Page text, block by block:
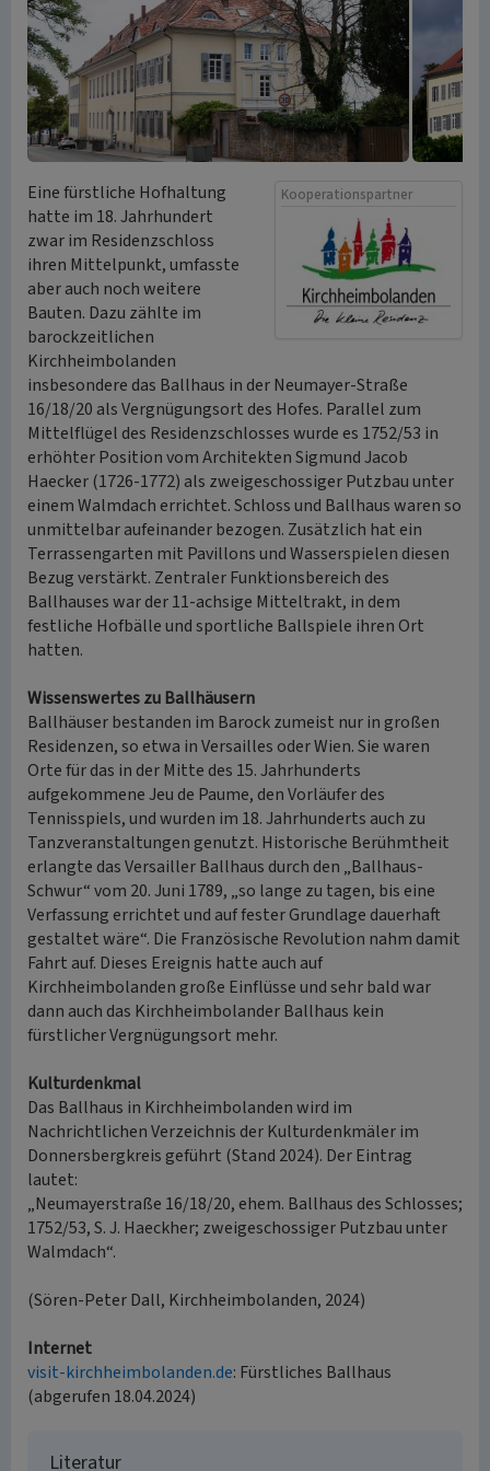
Kooperationspartner
Eine fürstliche Hofhaltung
hatte im 18. Jahrhundert
zwar im Residenzschloss
ihren Mittelpunkt, umfasste
aber auch noch weitere
Bauten. Dazu zählte im
barockzeitlichen
Kirchheimbolanden
insbesondere das Ballhaus in der Neumayer-Straße
16/18/20 als Vergnügungsort des Hofes. Parallel zum
Mittelflügel des Residenzschlosses wurde es 1752/53 in
erhöhter Position vom Architekten Sigmund Jacob
Haecker (1726-1772) als zweigeschossiger Putzbau unter
einem Walmdach errichtet. Schloss und Ballhaus waren so
unmittelbar aufeinander bezogen. Zusätzlich hat ein
Terrassengarten mit Pavillons und Wasserspielen diesen
Bezug verstärkt. Zentraler Funktionsbereich des
Ballhauses war der 11-achsige Mitteltrakt, in dem
festliche Hofbälle und sportliche Ballspiele ihren Ort
hatten.
Wissenswertes zu Ballhäusern
Ballhäuser bestanden im Barock zumeist nur in großen
Residenzen, so etwa in Versailles oder Wien. Sie waren
Orte für das in der Mitte des 15. Jahrhunderts
aufgekommene Jeu de Paume, den Vorläufer des
Tennisspiels, und wurden im 18. Jahrhunderts auch zu
Tanzveranstaltungen genutzt. Historische Berühmtheit
erlangte das Versailler Ballhaus durch den „Ballhaus-
Schwur“ vom 20. Juni 1789, „so lange zu tagen, bis eine
Verfassung errichtet und auf fester Grundlage dauerhaft
gestaltet wäre“. Die Französische Revolution nahm damit
Fahrt auf. Dieses Ereignis hatte auch auf
Kirchheimbolanden große Einflüsse und sehr bald war
dann auch das Kirchheimbolander Ballhaus kein
fürstlicher Vergnügungsort mehr.
Kulturdenkmal
Das Ballhaus in Kirchheimbolanden wird im
Nachrichtlichen Verzeichnis der Kulturdenkmäler im
Donnersbergkreis geführt (Stand 2024). Der Eintrag
lautet:
„Neumayerstraße 16/18/20, ehem. Ballhaus des Schlosses;
1752/53, S. J. Haeckher; zweigeschossiger Putzbau unter
Walmdach“.
(Sören-Peter Dall, Kirchheimbolanden, 2024)
Internet
visit-kirchheimbolanden.de: Fürstliches Ballhaus
(abgerufen 18.04.2024)
Literatur